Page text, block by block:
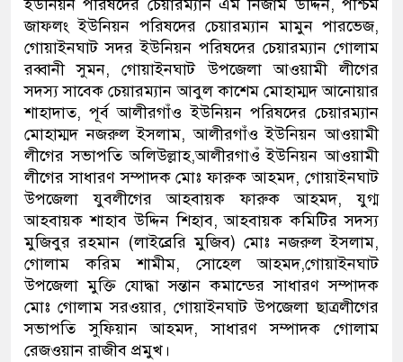
ইউনিয়ন পরিষদের চেয়ারম্যান এম নিজাম উদ্দিন, পশ্চিম
জাফলং ইউনিয়ন পরিষদের চেয়ারম্যান মামুন পারভেজ,
গোয়াইনঘাট সদর ইউনিয়ন পরিষদের চেয়ারম্যান গোলাম
রব্বানী সুমন, গোয়াইনঘাট উপজেলা আওয়ামী লীগের
সদস্য সাবেক চেয়ারম্যান আবুল কাশেম মোহাম্মদ আনোয়ার
শাহাদাত, পূর্ব আলীরগাঁও ইউনিয়ন পরিষদের চেয়ারম্যান
মোহাম্মদ নজরুল ইসলাম, আলীরগাঁও ইউনিয়ন আওয়ামী
লীগের সভাপতি অলিউল্লাহ,আলীরগাওঁ ইউনিয়ন আওয়ামী
লীগের সাধারণ সম্পাদক মোঃ ফারুক আহমদ, গোয়াইনঘাট
উপজেলা যুবলীগের আহবায়ক ফারুক আহমদ, যুগ্ম
আহবায়ক শাহাব উদ্দিন শিহাব, আহবায়ক কমিটির সদস্য
মুজিবুর রহমান (লাইব্রেরি মুজিব) মোঃ নজরুল ইসলাম,
গোলাম করিম শামীম, সোহেল আহমদ,গোয়াইনঘাট
উপজেলা মুক্তি যোদ্ধা সন্তান কমান্ডের সাধারণ সম্পাদক
মোঃ গোলাম সরওয়ার, গোয়াইনঘাট উপজেলা ছাত্রলীগের
সভাপতি সুফিয়ান আহমদ, সাধারণ সম্পাদক গোলাম
রেজওয়ান রাজীব প্রমুখ।